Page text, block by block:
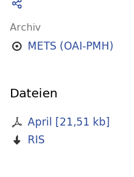
Archiv
METS (OAI-PMH)
Dateien
April [21,51 kb]
RIS